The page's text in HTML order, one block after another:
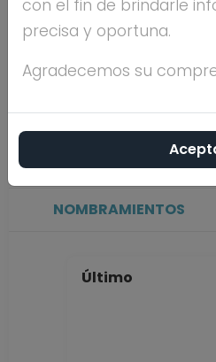
Máximo nivel de
estudios
Antigüedad
académica en la
NOMBRAMIENTOS
Último
con el fin de brindarle
precisa y oportuna.
Agradecemos su